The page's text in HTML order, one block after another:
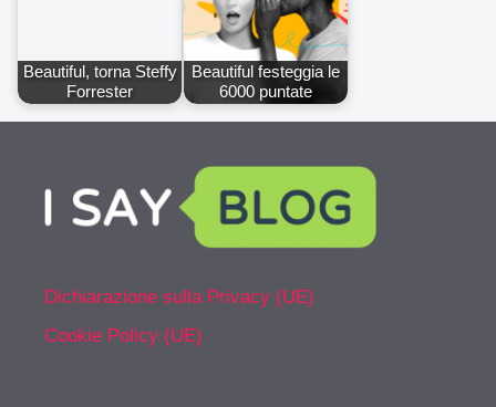
Beautiful, torna Steffy
Forrester
Beautiful festeggia le
6000 puntate
Dichiarazione sulla Privacy (UE)
Cookie Policy (UE)